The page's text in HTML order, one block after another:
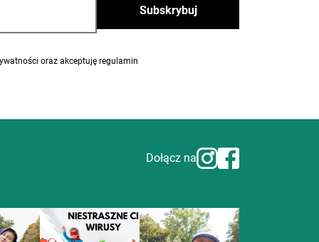
oraz akceptuję regulamin
Dołącz na